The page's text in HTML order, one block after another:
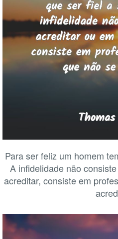
Para ser feliz um homem
A infidelidade não
acreditar, consiste em